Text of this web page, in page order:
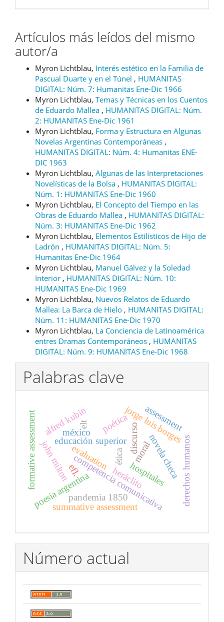
Artículos más leídos del mismo
autor/a
Myron Lichtblau, Interés estético en la Familia de
Pascual Duarte y en el Túnel , HUMANITAS
DIGITAL: Núm. 7: Humanitas Ene-Dic 1966
Myron Lichtblau, Temas y Técnicas en los Cuentos
de Eduardo Mallea , HUMANITAS DIGITAL: Núm.
2: HUMANITAS Ene-Dic 1961
Myron Lichtblau, Forma y Estructura en Algunas
Novelas Argentinas Contemporáneas ,
HUMANITAS DIGITAL: Núm. 4: Humanitas ENE-
DIC 1963
Myron Lichtblau, Algunas de las Interpretaciones
Novelísticas de la Bolsa , HUMANITAS DIGITAL:
Núm. 1: HUMANITAS Ene-Dic 1960
Myron Lichtblau, El Concepto del Tiempo en las
Obras de Eduardo Mallea , HUMANITAS DIGITAL:
Núm. 3: HUMANITAS Ene-Dic 1962
Myron Lichtblau, Elementos Estilísticos de Hijo de
Ladrón , HUMANITAS DIGITAL: Núm. 5:
Humanitas Ene-Dic 1964
Myron Lichtblau, Manuel Gálvez y la Soledad
Interior , HUMANITAS DIGITAL: Núm. 10:
HUMANITAS Ene-Dic 1969
Myron Lichtblau, Nuevos Relatos de Eduardo
Mallea: La Barca de Hielo , HUMANITAS DIGITAL:
Núm. 11: HUMANITAS Ene-Dic 1970
Myron Lichtblau, La Conciencia de Latinoamérica
entres Dramas Contemporáneos , HUMANITAS
DIGITAL: Núm. 9: HUMANITAS Ene-Dic 1968
Palabras clave
discurso
competencia comunicativa
educación superiorjorge luis borges
heráclito
john milton
poesía argentina derechos humanos
ética moral
méxico
alfred kubin
novela checa
assessment
evaluation
formative assessment
summative assessment
elt
efl.
pandemia 1850
hospitales
poética
Número actual